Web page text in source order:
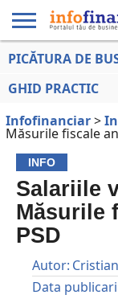
EDUCAȚIE
LA ZI
AFACERILOR
PICĂTURA DE
GHID PRACTIC
Infofinanciar>
Măsurile fiscale
INFO
Salariile
Măsurile
PSD
Autor:
Data